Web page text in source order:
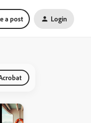
a post Login